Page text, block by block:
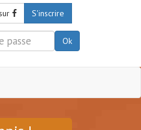
S'inscrire
Ok